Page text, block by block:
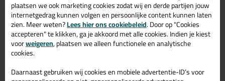
Manhattan 2000 is te gebruiken voor verschillende
toepassingen. Een professioneel en hoogwaardig product welke
makkelijk te gebruiken is. Bestel de Mapei Mapesil AC 310ml in de
kleur 110 - Manhattan 2000 vandaag nog! Op voorraad en op
werkdagen besteld = morgen in huis.
Wil je meer weten over de toepassing en kenmerken van dit
product?Lees alles over dit product >
plaatsen we ook marketing cookies zodat wij en derde partijen jouw
internetgedrag kunnen volgen en persoonlijke content kunnen laten
zien. Meer weten?Lees hier ons cookiebeleid. Door op "Cookies
accepteren" te klikken, ga je akkoord met alle cookies. Indien je kiest
voorweigeren, plaatsen we alleen functionele en analytische
cookies.
Daarnaast gebruiken wij cookies en mobiele advertentie-ID’s voor